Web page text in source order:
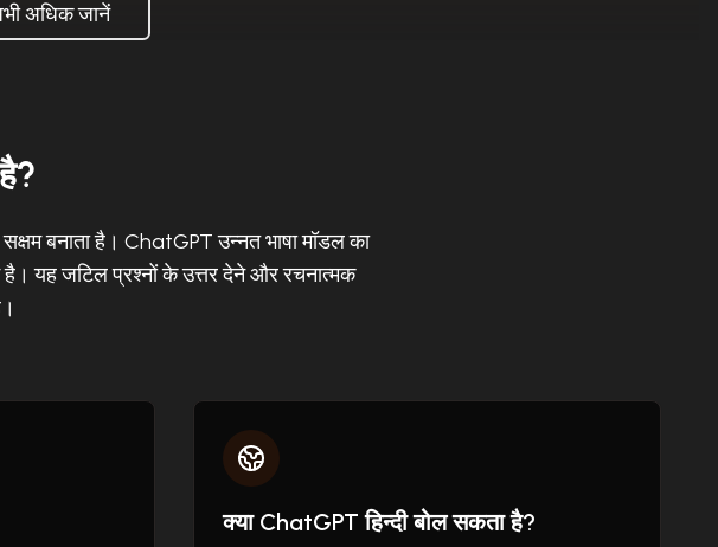
अधिक जानें
बनाता है। ChatGPT उन्नत भाषा मॉडल का
यह जटिल प्रश्नों के उत्तर देने और रचनात्मक
क्या ChatGPT हिन्दी बोल सकता है?